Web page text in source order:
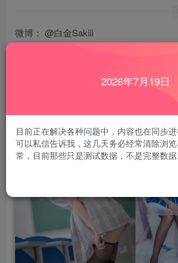
微博： @白金Sakiii
2026年7月19日
目前正在解决各种问题中，内容也在同步
可以私信告诉我，这几天务必经常清除浏
常，目前那些只是测试数据，不是完整数据